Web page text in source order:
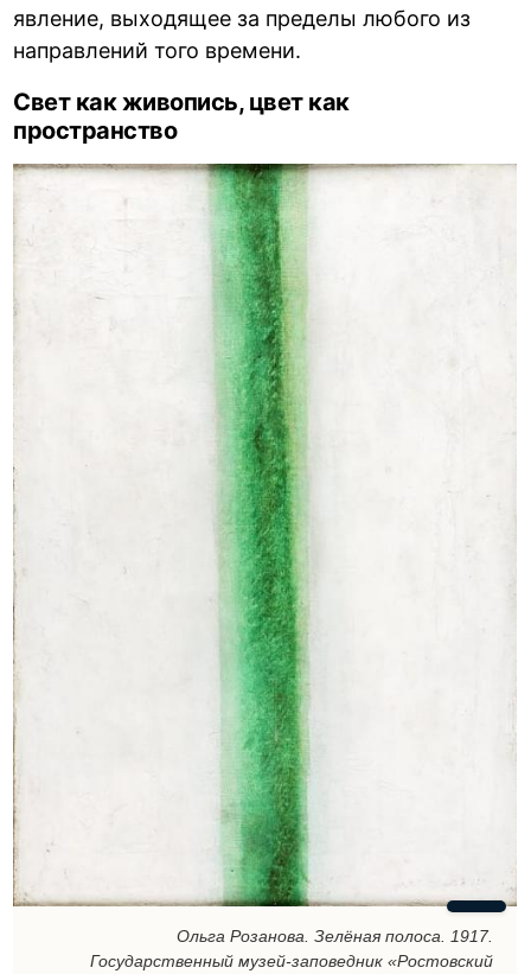
явление, выходящее за пределы любого из
направлений того времени.
Свет как живопись, цвет как
пространство
Ольга Розанова. Зелёная полоса. 1917.
Государственный музей-заповедник «Ростовский